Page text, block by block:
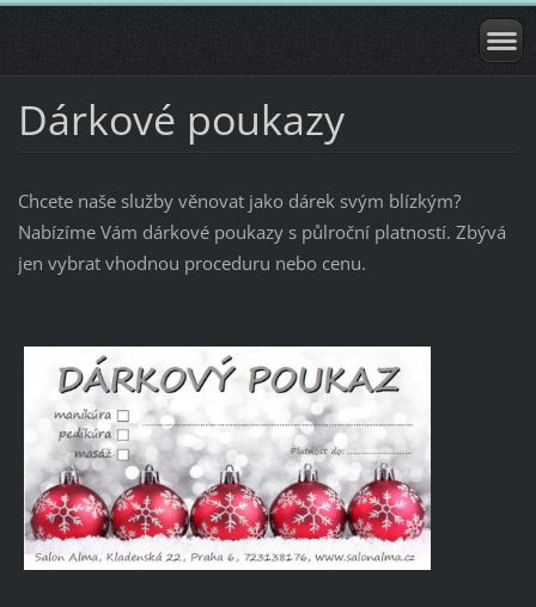
Dárkové poukazy
Chcete naše služby věnovat jako dárek svým blízkým?
Nabízíme Vám dárkové poukazy s půlroční platností. Zbývá
jen vybrat vhodnou proceduru nebo cenu.